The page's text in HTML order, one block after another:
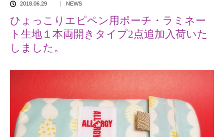
2018.06.29 NEWS
ひょっこりエピペン用ポーチ・ラミネー
ト生地１本両開きタイプ2点追加入荷いた
しました。